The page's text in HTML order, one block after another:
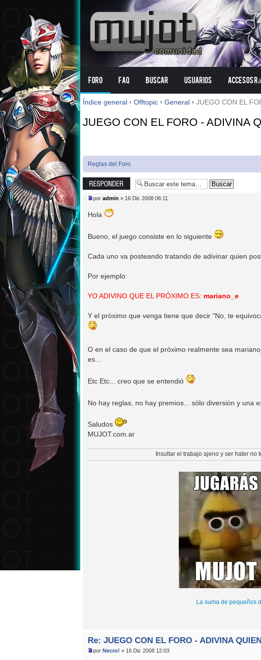
Foro FAQ Buscar Usuarios Accesos
Índice general ‹ Offtopic ‹ General ‹ JUEGO CON EL
JUEGO CON EL FORO - ADIVINA
Reglas del Foro
Publicar una
respuesta
por admin » 16 Dic 2008 06:11
Hola
Bueno, el juego consiste en lo siguiente
Cada uno va posteando tratando de adivinar quien
Por ejemplo:
YO ADIVINO QUE EL PRÓXIMO ES: mariano_e
Y el próximo que venga tiene que decir "No, te
O en el caso de que el próximo realmente sea
es...
Etc Etc... creo que se entendió
No hay reglas, no hay premios... sólo diversión y una
Saludos
MUJOT.com.ar
Insultar el trabajo ajeno y ser hater no
La suma de pequeños
Re: JUEGO CON EL FORO - ADIVINA
por Necro! » 16 Dic 2008 12:03